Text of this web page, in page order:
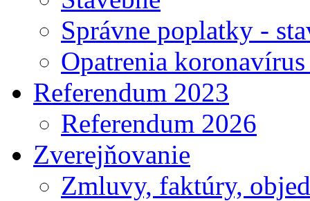
Správne poplatky -
Opatrenia
Referendum 2023
Referendum 2026
Zverejňovanie
Zmluvy, faktúry,